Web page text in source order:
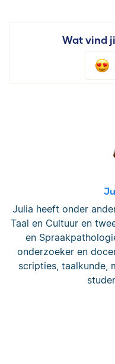
Wat vind
Julia heeft onder
Taal en Cultuur en
en
onderzoeker en
scripties, taalkunde,